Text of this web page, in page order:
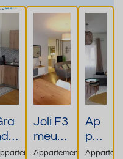
Joli F3
meubl
é
Appartement
Ap
par
tem